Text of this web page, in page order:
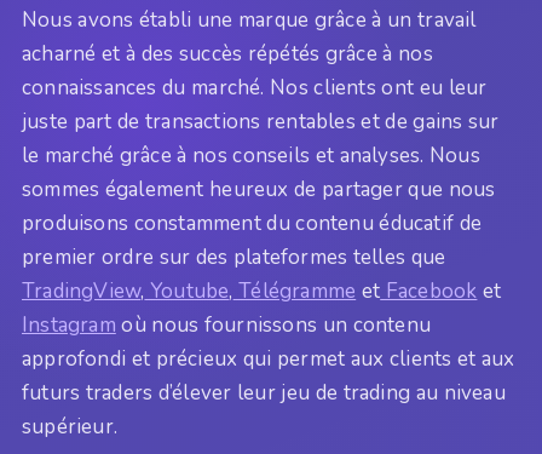
Nous avons établi une marque grâce à un travail
acharné et à des succès répétés grâce à nos
connaissances du marché. Nos clients ont eu leur
juste part de transactions rentables et de gains sur
le marché grâce à nos conseils et analyses. Nous
sommes également heureux de partager que nous
produisons constamment du contenu éducatif de
premier ordre sur des plateformes telles que
TradingView, Youtube, Télégramme et Facebook et
Instagram où nous fournissons un contenu
approfondi et précieux qui permet aux clients et aux
futurs traders d’élever leur jeu de trading au niveau
supérieur.